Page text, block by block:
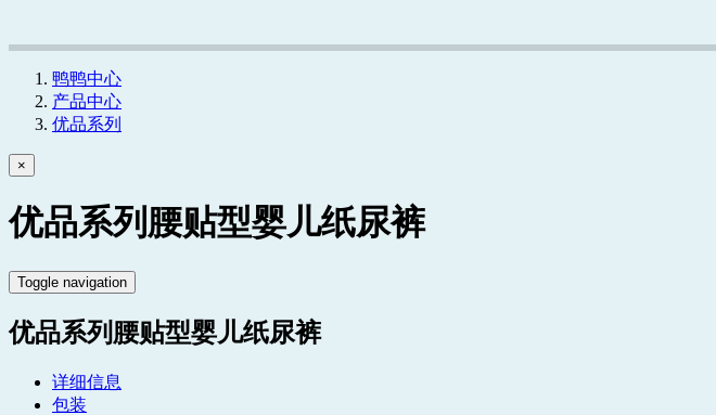
鸭鸭中心
产品中心
优品系列
×
优品系列腰贴型婴儿纸尿裤
Toggle navigation
优品系列腰贴型婴儿纸尿裤
详细信息
包装